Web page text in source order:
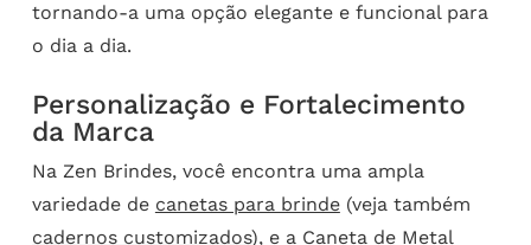
tornando-a uma opção elegante e funcional para
o dia a dia.
Personalização e Fortalecimento
da Marca
Na Zen Brindes, você encontra uma ampla
variedade de canetas para brinde(veja também
cadernos customizados), e a Caneta de Metal